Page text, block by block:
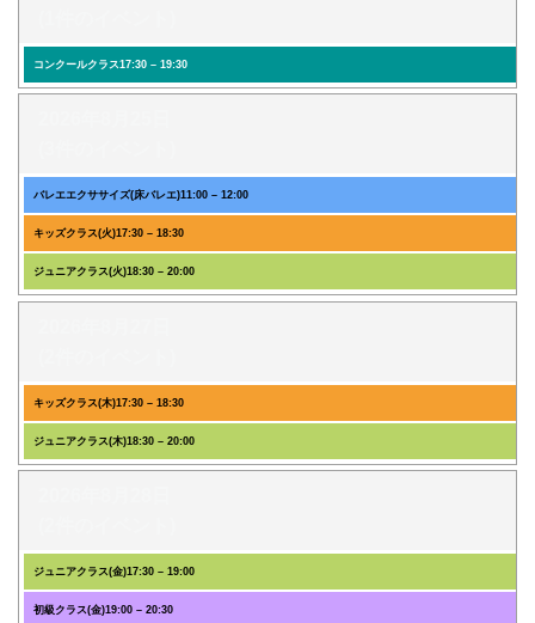
コンクールクラス17:30 – 19:30
バレエエクササイズ(床バレエ)11:00 – 12:00
キッズクラス(火)17:30 – 18:30
ジュニアクラス(火)18:30 – 20:00
キッズクラス(木)17:30 – 18:30
ジュニアクラス(木)18:30 – 20:00
ジュニアクラス(金)17:30 – 19:00
初級クラス(金)19:00 – 20:30